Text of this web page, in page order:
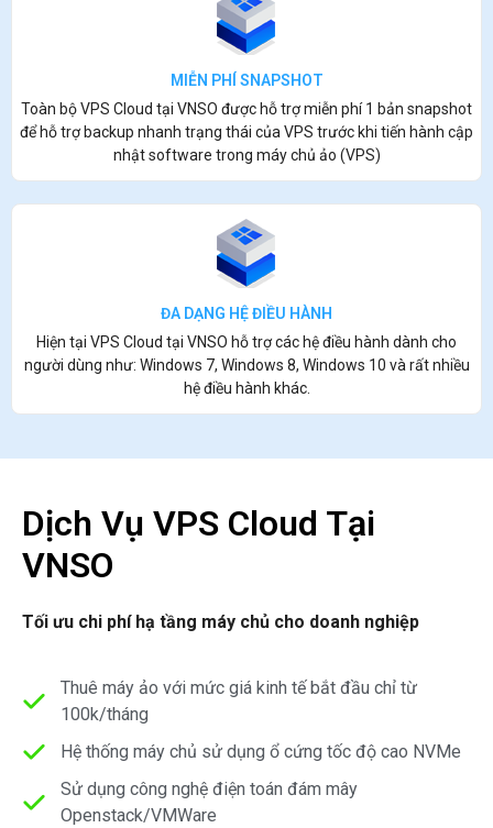
MIỄN PHÍ SNAPSHOT
Toàn bộ VPS Cloud tại VNSO được hỗ trợ miễn phí 1 bản snapshot
để hỗ trợ backup nhanh trạng thái của VPS trước khi tiến hành cập
nhật software trong máy chủ ảo (VPS)
ĐA DẠNG HỆ ĐIỀU HÀNH
Hiện tại VPS Cloud tại VNSO hỗ trợ các hệ điều hành dành cho
người dùng như: Windows 7, Windows 8, Windows 10 và rất nhiều
hệ điều hành khác.
Dịch Vụ VPS Cloud Tại
VNSO
Tối ưu chi phí hạ tầng máy chủ cho doanh nghiệp
Thuê máy ảo với mức giá kinh tế bắt đầu chỉ từ
100k/tháng
Hệ thống máy chủ sử dụng ổ cứng tốc độ cao NVMe
Sử dụng công nghệ điện toán đám mây
Openstack/VMWare